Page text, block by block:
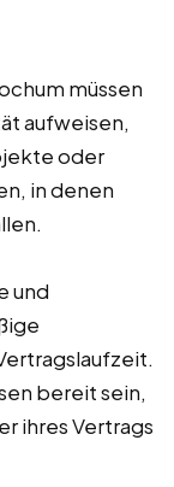
müssen
aufweisen,
oder
in denen
und
bereit sein,
ihres Vertrags